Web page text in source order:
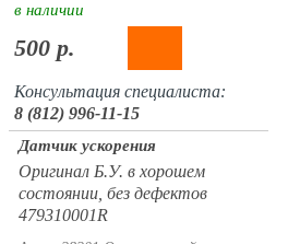
в наличии
500 р.
Консультация специалиста:
8 (812) 996-11-15
Датчик ускорения
Оригинал Б.У. в хорошем
состоянии, без дефектов
479310001R